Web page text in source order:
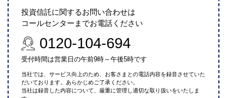
投資信託に関するお問い合わせは
コールセンターまでお電話ください
0120-104-694
受付時間は営業日の午前9時～午後5時です
当社では、サービス向上のため、お客さまとの電話内容を録音させていた
だいております。あらかじめご了承ください。
当社は録音した内容について、厳重に管理し適切な取り扱いをいたしま